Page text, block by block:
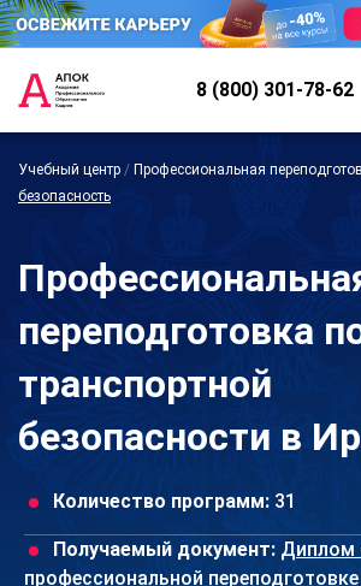
8 (800) 301-78-62
Учебный центр / Профессиональная
безопасность
переподготовка
транспортной
безопасности в
Количество программ: 31
Получаемый документ: Диплом
профессиональной переподготовке